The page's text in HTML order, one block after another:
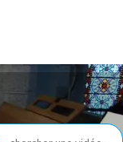
4